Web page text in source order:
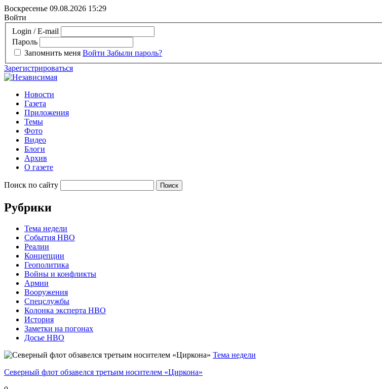
Воскресенье 09.08.2026 15:29
Войти
Login / E-mail
Пароль
Запомнить меня Войти Забыли пароль?
Зарегистрироваться
Новости
Газета
Приложения
Темы
Фото
Видео
Блоги
Архив
О газете
Поиск по сайту
Рубрики
Тема недели
События НВО
Реалии
Концепции
Геополитика
Войны и конфликты
Армии
Вооружения
Спецслужбы
Колонка эксперта НВО
История
Заметки на погонах
Досье НВО
Тема недели
Северный флот обзавелся третьим носителем «Циркона»